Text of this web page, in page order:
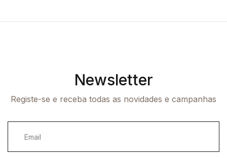
Newsletter
Registe-se e receba todas as novidades e campanhas